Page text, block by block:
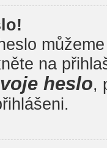
na
heslo,